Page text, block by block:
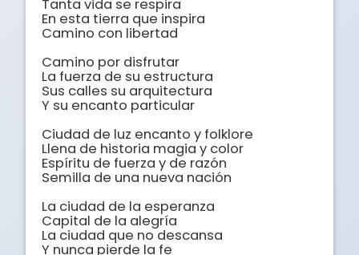
Tanta vida se respira
En esta tierra que inspira
Camino con libertad
Camino por disfrutar
La fuerza de su estructura
Sus calles su arquitectura
Y su encanto particular
Ciudad de luz encanto y folklore
Llena de historia magia y color
Espíritu de fuerza y de razón
Semilla de una nueva nación
La ciudad de la esperanza
Capital de la alegría
La ciudad que no descansa
Y nunca pierde la fe